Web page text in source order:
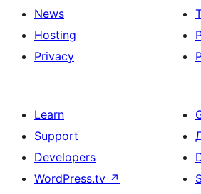
News
Hosting
Privacy
Learn
Support
Developers
WordPress.tv ↗